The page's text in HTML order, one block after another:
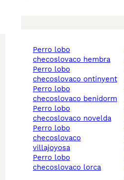
perro lobo
checoslovaco hembra
perro lobo
checoslovaco ontinyent
perro lobo
checoslovaco benidorm
perro lobo
checoslovaco novelda
perro lobo
checoslovaco
villajoyosa
perro lobo
checoslovaco lorca